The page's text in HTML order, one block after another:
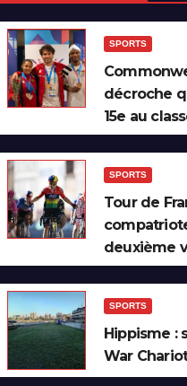
SPORTS
décroche
15e au
SPORTS
Tour de
deuxième
SPORTS
Hippisme :
War